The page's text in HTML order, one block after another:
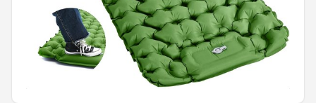
LifeGoods
Bo-Camp